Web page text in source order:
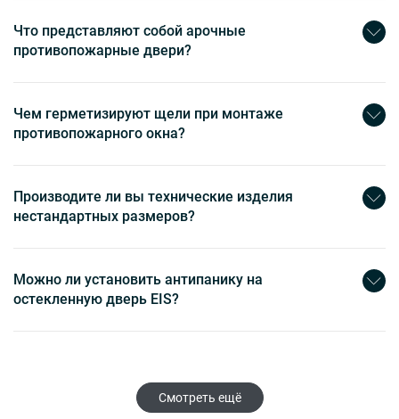
Что представляют собой арочные
противопожарные двери?
Чем герметизируют щели при монтаже
противопожарного окна?
Производите ли вы технические изделия
нестандартных размеров?
Можно ли установить антипанику на
остекленную дверь EIS?
Смотреть ещё